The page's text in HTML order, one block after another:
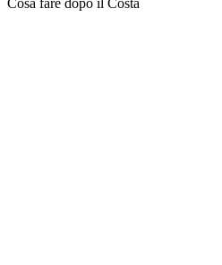
Cosa fare dopo il Costa